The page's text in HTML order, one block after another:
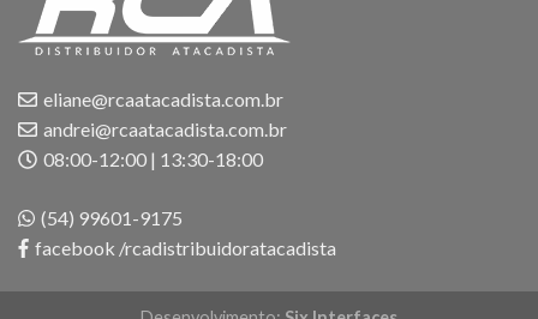
eliane@rcaatacadista.com.br
andrei@rcaatacadista.com.br
08:00-12:00 | 13:30-18:00
(54) 99601-9175
facebook /rcadistribuidoratacadista